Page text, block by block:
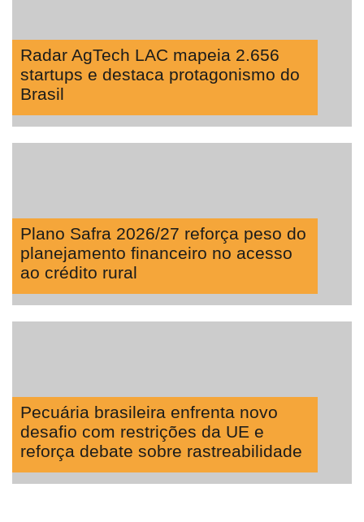
Radar AgTech LAC mapeia 2.656
startups e destaca protagonismo do
Brasil
Plano Safra 2026/27 reforça peso do
planejamento financeiro no acesso
ao crédito rural
Pecuária brasileira enfrenta novo
desafio com restrições da UE e
reforça debate sobre rastreabilidade